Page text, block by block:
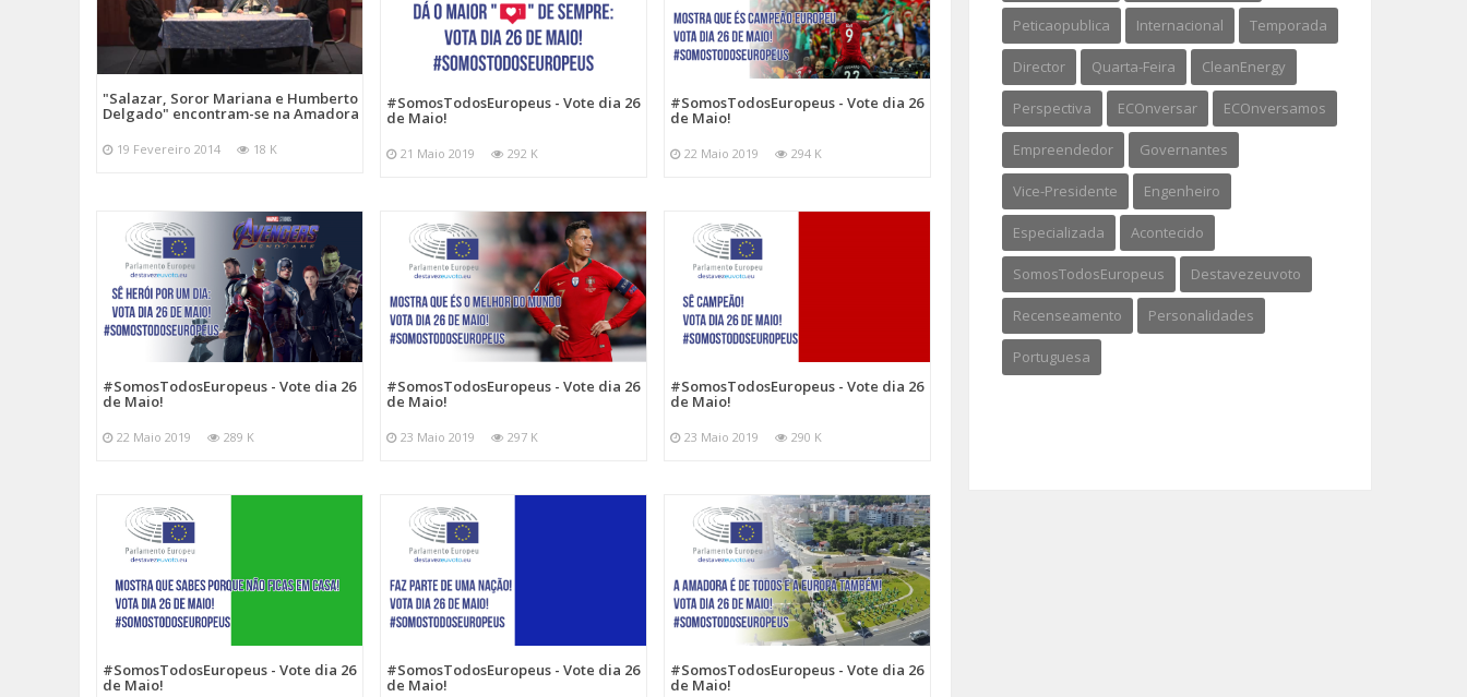
"Salazar, Soror Mariana e Humberto
Delgado" encontram-se na Amadora
19 Fevereiro 2014 18 K
#SomosTodosEuropeus - Vote dia 26
de Maio!
21 Maio 2019 292 K
#SomosTodosEuropeus - Vote dia 26
de Maio!
22 Maio 2019 294 K
#SomosTodosEuropeus - Vote dia 26
de Maio!
22 Maio 2019 289 K
#SomosTodosEuropeus - Vote dia 26
de Maio!
23 Maio 2019 297 K
#SomosTodosEuropeus - Vote dia 26
de Maio!
23 Maio 2019 290 K
#SomosTodosEuropeus - Vote dia 26
de Maio!
#SomosTodosEuropeus - Vote dia 26
de Maio!
#SomosTodosEuropeus - Vote dia 26
de Maio!
Peticaopublica Internacional Temporada
Director Quarta-Feira CleanEnergy
Perspectiva ECOnversar ECOnversamos
Empreendedor Governantes
Vice-Presidente Engenheiro
Especializada Acontecido
SomosTodosEuropeus Destavezeuvoto
Recenseamento Personalidades
Portuguesa